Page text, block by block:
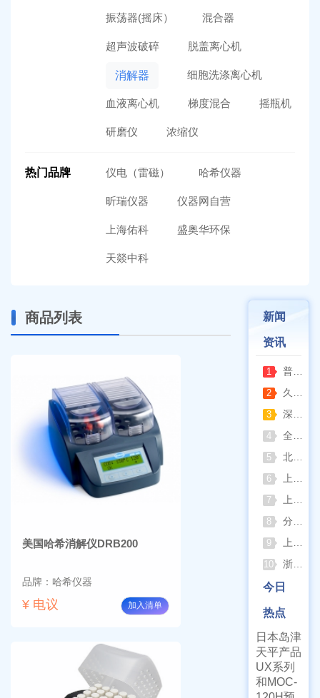
振荡器(摇床） 混合器
超声波破碎 脱盖离心机
消解器 细胞洗涤离心机
血液离心机 梯度混合 摇瓶机
研磨仪 浓缩仪
热门品牌 仪电（雷磁） 哈希仪器
昕瑞仪器 仪器网自营
上海佑科 盛奥华环保
天燚中科
商品列表
美国哈希消解仪DRB200
品牌：哈希仪器
¥ 电议 加入清单
新闻
资讯
1 普通烘箱和耐腐蚀烘箱区分
2 久兴医疗高压蒸汽灭菌器：制药科研灭菌的可靠之选
3 深那静音超声波清洗仪：科研洁净新标准，安静高效更安心
4 全自动凯氏定氮仪测定焦炭中氮 上海纤检助力焦化行业精准检测
5 北京六一电泳仪完整选型指南（分电泳槽 + 电源两大模块，按实验场景直接匹配）
6 上海仪电吸光光度法和荧光分析法的异同
7 上海佑科GC-7860系列网络化气相色谱仪
8 分清生物安全柜与洁净工作台 苏州安泰科普两类设备差异
9 上海申安灭菌器外排、内排与干燥功能全解析
10 浙江孚夏：打造合规可靠的实验室洁净装备
今日
热点
日本岛津
天平产品
UX系列
和MOC-